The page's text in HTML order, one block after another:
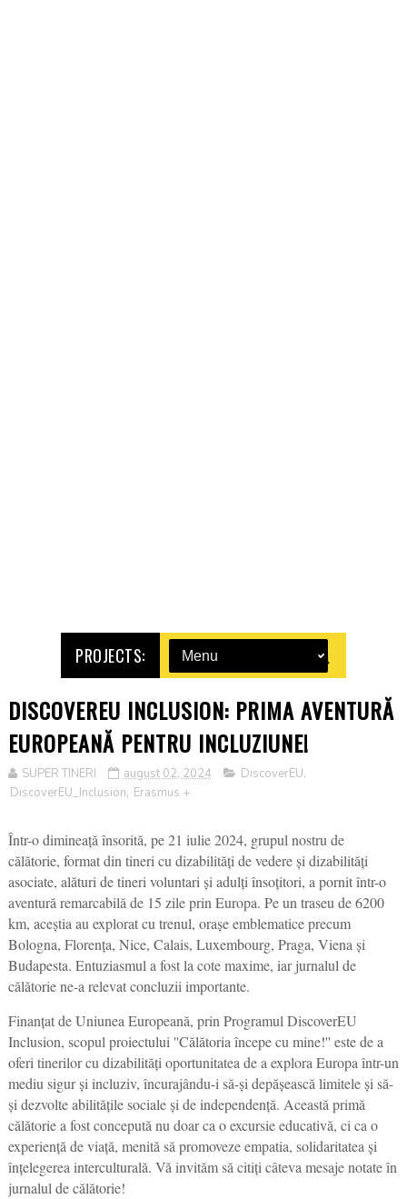
PROJECTS:
DISCOVEREU INCLUSION: PRIMA AVENTURĂ
EUROPEANĂ PENTRU INCLUZIUNE!
SUPER TINERI august 02, 2024 DiscoverEU,
DiscoverEU_Inclusion, Erasmus +
Într-o dimineață însorită, pe 21 iulie 2024, grupul nostru de
călătorie, format din tineri cu dizabilități de vedere și dizabilități
asociate, alături de tineri voluntari și adulți însoțitori, a pornit într-o
aventură remarcabilă de 15 zile prin Europa. Pe un traseu de 6200
km, aceștia au explorat cu trenul, orașe emblematice precum
Bologna, Florența, Nice, Calais, Luxembourg, Praga, Viena și
Budapesta. Entuziasmul a fost la cote maxime, iar jurnalul de
călătorie ne-a relevat concluzii importante.
Finanțat de Uniunea Europeană, prin Programul DiscoverEU
Inclusion, scopul proiectului ''Călătoria începe cu mine!'' este de a
oferi tinerilor cu dizabilități oportunitatea de a explora Europa într-un
mediu sigur și incluziv, încurajându-i să-și depășească limitele și să-
și dezvolte abilitățile sociale și de independență. Această primă
călătorie a fost concepută nu doar ca o excursie educativă, ci ca o
experiență de viață, menită să promoveze empatia, solidaritatea și
înțelegerea interculturală. Vă invităm să citiți câteva mesaje notate în
jurnalul de călătorie!